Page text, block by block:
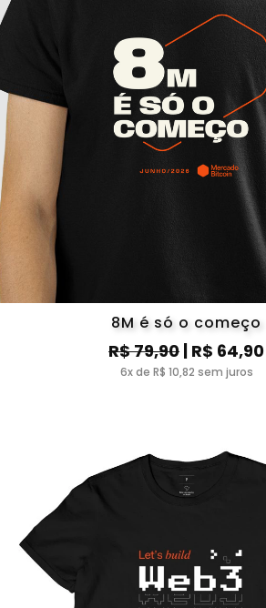
8M é só o começo
R$ 79,90 | R$ 64,90
6x de R$ 10,82 sem juros